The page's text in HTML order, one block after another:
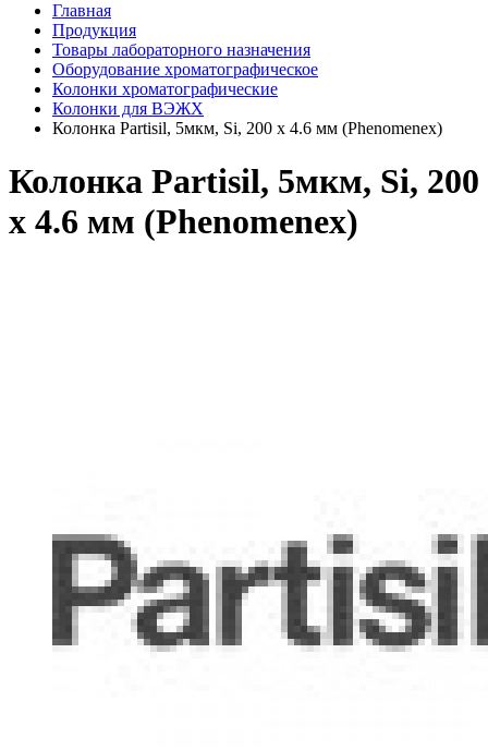
Главная
Продукция
Товары лабораторного назначения
Оборудование хроматографическое
Колонки хроматографические
Колонки для ВЭЖХ
Колонка Partisil, 5мкм, Si, 200 x 4.6 мм (Phenomenex)
Колонка Partisil, 5мкм, Si, 200
x 4.6 мм (Phenomenex)